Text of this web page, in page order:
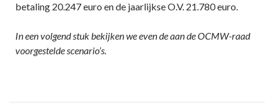
betaling 20.247 euro en de jaarlijkse O.V. 21.780 euro.
In een volgend stuk bekijken we even de aan de OCMW-raad
voorgestelde scenario’s.